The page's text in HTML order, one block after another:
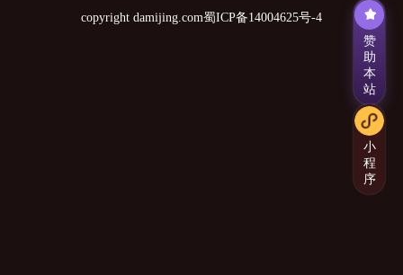
copyright damijing.com蜀ICP备14004625号-4
赞
助
本
站
小
程
序